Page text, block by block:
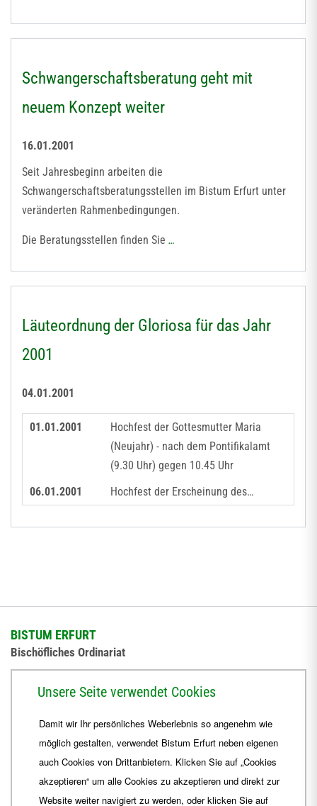
Schwangerschaftsberatung geht mit
neuem Konzept weiter
16.01.2001
Seit Jahresbeginn arbeiten die
Schwangerschaftsberatungsstellen im Bistum Erfurt unter
veränderten Rahmenbedingungen.
Die Beratungsstellen finden Sie …
Läuteordnung der Gloriosa für das Jahr
2001
04.01.2001
01.01.2001
Hochfest der Gottesmutter Maria
(Neujahr) - nach dem Pontifikalamt
(9.30 Uhr) gegen 10.45 Uhr
06.01.2001
Hochfest der Erscheinung des…
BISTUM ERFURT
Bischöfliches Ordinariat
+49 361 6572-444
ordinariat Bistum-Erfurt.de
Unsere Seite verwendet Cookies
Damit wir Ihr persönliches Weberlebnis so angenehm wie
möglich gestalten, verwendet Bistum Erfurt neben eigenen
auch Cookies von Drittanbietern. Klicken Sie auf „Cookies
akzeptieren“ um alle Cookies zu akzeptieren und direkt zur
Website weiter navigiert zu werden, oder klicken Sie auf